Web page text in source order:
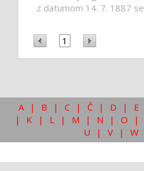
z datumom 14. 7. 1887
1
A | B | C | Č | D | E
|
K | L | M | N | O |
U
| V | W